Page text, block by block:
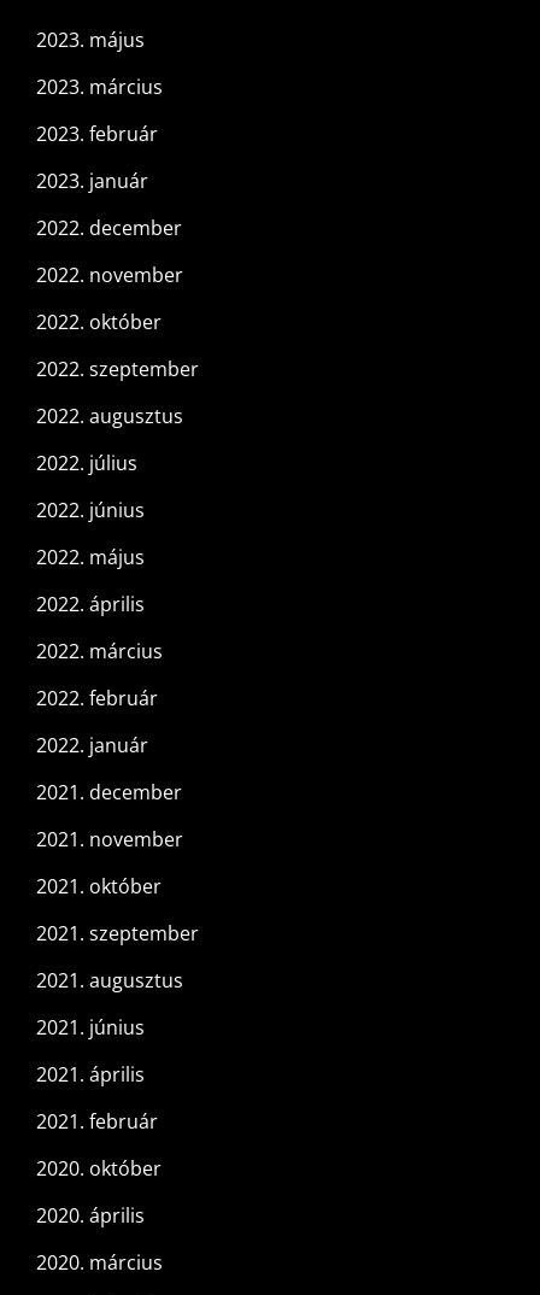
2023. május
2023. március
2023. február
2023. január
2022. december
2022. november
2022. október
2022. szeptember
2022. augusztus
2022. július
2022. június
2022. május
2022. április
2022. március
2022. február
2022. január
2021. december
2021. november
2021. október
2021. szeptember
2021. augusztus
2021. június
2021. április
2021. február
2020. október
2020. április
2020. március